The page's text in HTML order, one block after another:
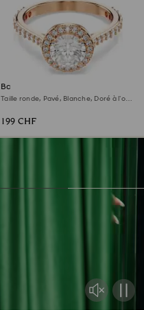
Bague cocktail Una Angelic
Taille ronde, Pavé, Blanche, Doré à l’or
199 CHF